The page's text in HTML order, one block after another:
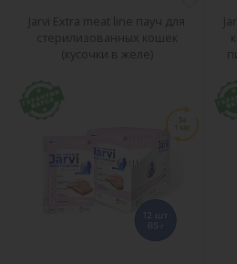
Jarvi Extra meat line пауч для
стерилизованных кошек
(кусочки в желе)